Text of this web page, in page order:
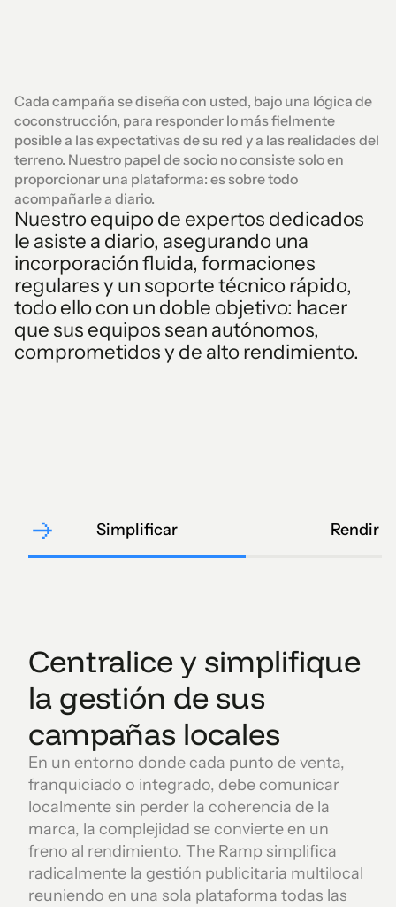
Cada campaña se diseña con usted, bajo una lógica de
coconstrucción, para responder lo más fielmente
posible a las expectativas de su red y a las realidades del
terreno. Nuestro papel de socio no consiste solo en
proporcionar una plataforma: es sobre todo
acompañarle a diario.
Nuestro equipo de expertos dedicados
le asiste a diario, asegurando una
incorporación fluida, formaciones
regulares y un soporte técnico rápido,
todo ello con un doble objetivo: hacer
que sus equipos sean autónomos,
comprometidos y de alto rendimiento.
Simplificar Rendir
Centralice y simplifique
la gestión de sus
campañas locales
En un entorno donde cada punto de venta,
franquiciado o integrado, debe comunicar
localmente sin perder la coherencia de la
marca, la complejidad se convierte en un
freno al rendimiento. The Ramp simplifica
radicalmente la gestión publicitaria multilocal
reuniendo en una sola plataforma todas las